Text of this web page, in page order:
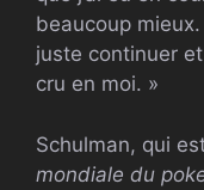
beaucoup mieux.
juste continuer
cru en moi. »
Schulman, qui
mondiale du